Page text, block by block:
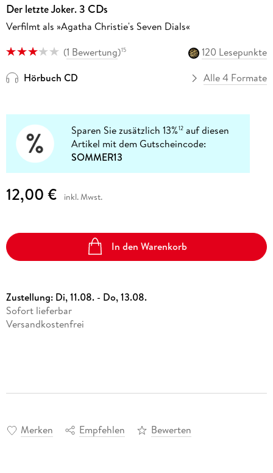
Der letzte Joker. 3 CDs
Verfilmt als »Agatha Christie's Seven Dials«
(1 Bewertung)15
120 Lesepunkte
Hörbuch CD
Alle 4 Formate
Sparen Sie zusätzlich 13%12 auf diesen
Artikel mit dem Gutscheincode:
SOMMER13
12,00 € inkl. Mwst.
In den Warenkorb
Zustellung: Di, 11.08. - Do, 13.08.
Sofort lieferbar
Versandkostenfrei
Merken Empfehlen Bewerten